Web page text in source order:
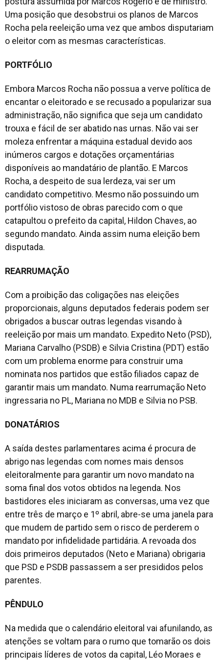
Uma posição que desobstrui os planos de Marcos
Rocha pela reeleição uma vez que ambos disputariam
o eleitor com as mesmas características.
PORTFÓLIO
Embora Marcos Rocha não possua a verve política de
encantar o eleitorado e se recusado a popularizar sua
administração, não significa que seja um candidato
trouxa e fácil de ser abatido nas urnas. Não vai ser
moleza enfrentar a máquina estadual devido aos
inúmeros cargos e dotações orçamentárias
disponíveis ao mandatário de plantão. E Marcos
Rocha, a despeito de sua lerdeza, vai ser um
candidato competitivo. Mesmo não possuindo um
portfólio vistoso de obras parecido com o que
catapultou o prefeito da capital, Hildon Chaves, ao
segundo mandato. Ainda assim numa eleição bem
disputada.
REARRUMAÇÃO
Com a proibição das coligações nas eleições
proporcionais, alguns deputados federais podem ser
obrigados a buscar outras legendas visando à
reeleição por mais um mandato. Expedito Neto (PSD),
Mariana Carvalho (PSDB) e Silvia Cristina (PDT) estão
com um problema enorme para construir uma
nominata nos partidos que estão filiados capaz de
garantir mais um mandato. Numa rearrumação Neto
ingressaria no PL, Mariana no MDB e Silvia no PSB.
DONATÁRIOS
A saída destes parlamentares acima é procura de
abrigo nas legendas com nomes mais densos
eleitoralmente para garantir um novo mandato na
soma final dos votos obtidos na legenda. Nos
bastidores eles iniciaram as conversas, uma vez que
entre três de março e 1º abril, abre-se uma janela para
que mudem de partido sem o risco de perderem o
mandato por infidelidade partidária. A revoada dos
dois primeiros deputados (Neto e Mariana) obrigaria
que PSD e PSDB passassem a ser presididos pelos
parentes.
PÊNDULO
Na medida que o calendário eleitoral vai afunilando, as
atenções se voltam para o rumo que tomarão os dois
principais líderes de votos da capital, Léo Moraes e